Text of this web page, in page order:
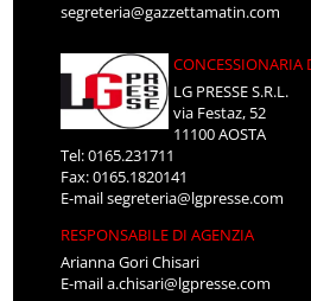
segreteria@gazzettamatin.com
CONCESSIONARIA
LG PRESSE S.R.L.
via Festaz, 52
11100 AOSTA
Tel: 0165.231711
Fax: 0165.1820141
E-mailsegreteria@lgpresse.com
RESPONSABILE DI AGENZIA
Arianna Gori Chisari
E-maila.chisari@lgpresse.com